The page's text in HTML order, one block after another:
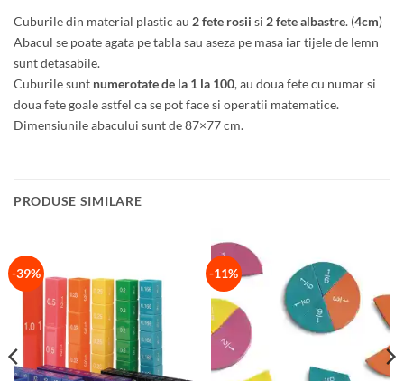
Cuburile din material plastic au 2 fete rosii si 2 fete albastre. (4cm)
Abacul se poate agata pe tabla sau aseza pe masa iar tijele de lemn
sunt detasabile.
Cuburile sunt numerotate de la 1 la 100, au doua fete cu numar si
doua fete goale astfel ca se pot face si operatii matematice.
Dimensiunile abacului sunt de 87×77 cm.
PRODUSE SIMILARE
-39% -11%